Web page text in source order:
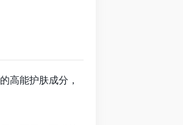
高能护肤成分，